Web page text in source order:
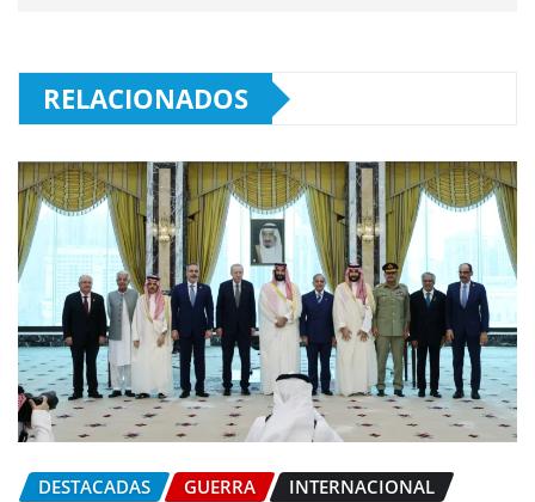
RELACIONADOS
DESTACADAS GUERRA
INTERNACIONAL